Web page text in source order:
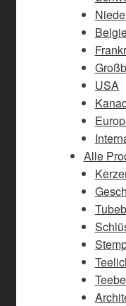
USA
Alle